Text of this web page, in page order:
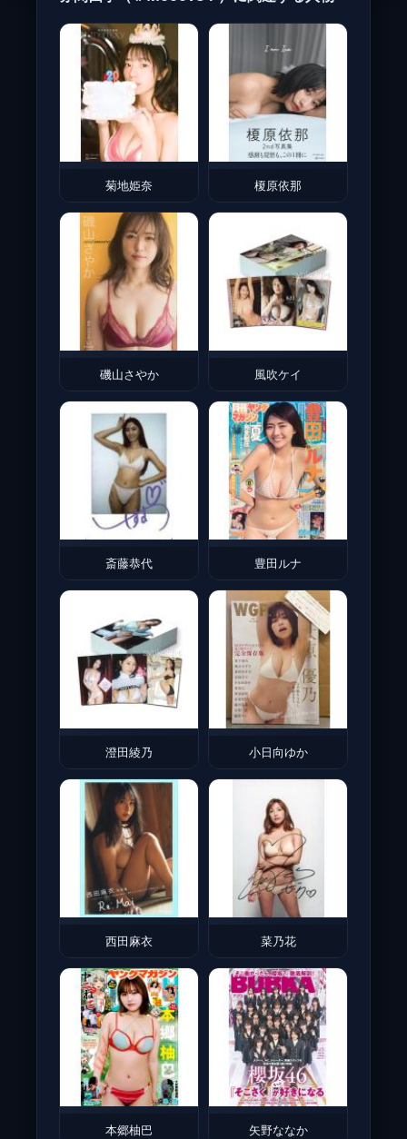
菊地姫奈 榎原依那
磯山さやか 風吹ケイ
斎藤恭代 豊田ルナ
澄田綾乃 小日向ゆか
西田麻衣 菜乃花
本郷柚巴 矢野ななか